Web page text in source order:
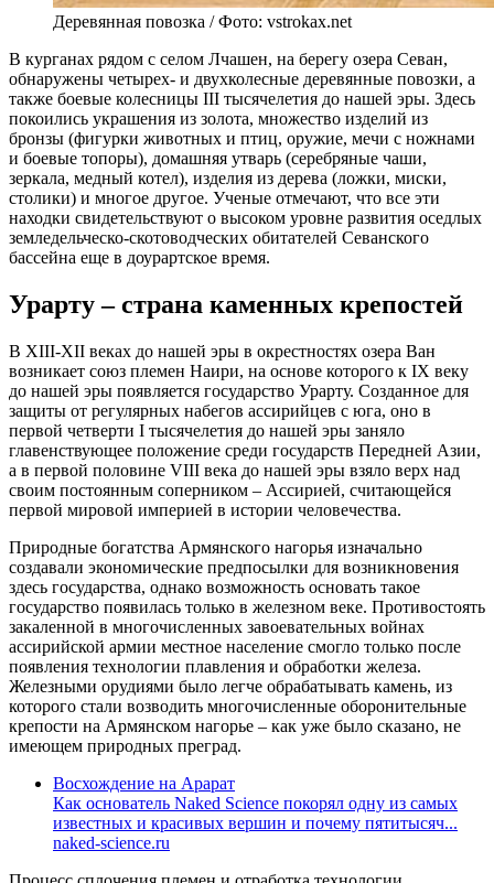
Деревянная повозка / Фото: vstrokax.net
В курганах рядом с селом Лчашен, на берегу озера Севан,
обнаружены четырех- и двухколесные деревянные повозки, а
также боевые колесницы III тысячелетия до нашей эры. Здесь
покоились украшения из золота, множество изделий из
бронзы (фигурки животных и птиц, оружие, мечи с ножнами
и боевые топоры), домашняя утварь (серебряные чаши,
зеркала, медный котел), изделия из дерева (ложки, миски,
столики) и многое другое. Ученые отмечают, что все эти
находки свидетельствуют о высоком уровне развития оседлых
земледельческо-скотоводческих обитателей Севанского
бассейна еще в доурартское время.
Урарту – страна каменных крепостей
В XIII-XII веках до нашей эры в окрестностях озера Ван
возникает союз племен Наири, на основе которого к IX веку
до нашей эры появляется государство Урарту. Созданное для
защиты от регулярных набегов ассирийцев с юга, оно в
первой четверти I тысячелетия до нашей эры заняло
главенствующее положение среди государств Передней Азии,
а в первой половине VIII века до нашей эры взяло верх над
своим постоянным соперником – Ассирией, считающейся
первой мировой империей в истории человечества.
Природные богатства Армянского нагорья изначально
создавали экономические предпосылки для возникновения
здесь государства, однако возможность основать такое
государство появилась только в железном веке. Противостоять
закаленной в многочисленных завоевательных войнах
ассирийской армии местное население смогло только после
появления технологии плавления и обработки железа.
Железными орудиями было легче обрабатывать камень, из
которого стали возводить многочисленные оборонительные
крепости на Армянском нагорье – как уже было сказано, не
имеющем природных преград.
Восхождение на Арарат
Как основатель Naked Science покорял одну из самых
известных и красивых вершин и почему пятитысяч...
naked-science.ru